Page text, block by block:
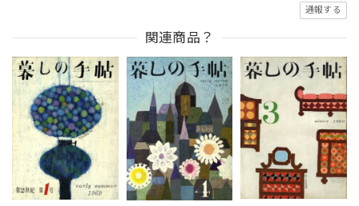
通報する
関連商品？